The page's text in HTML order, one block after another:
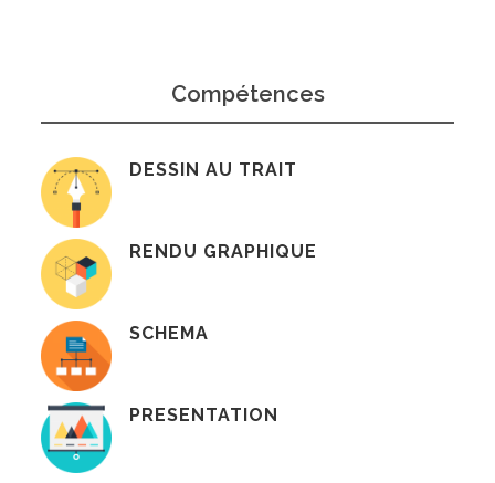
Compétences
DESSIN AU TRAIT
RENDU GRAPHIQUE
SCHEMA
PRESENTATION